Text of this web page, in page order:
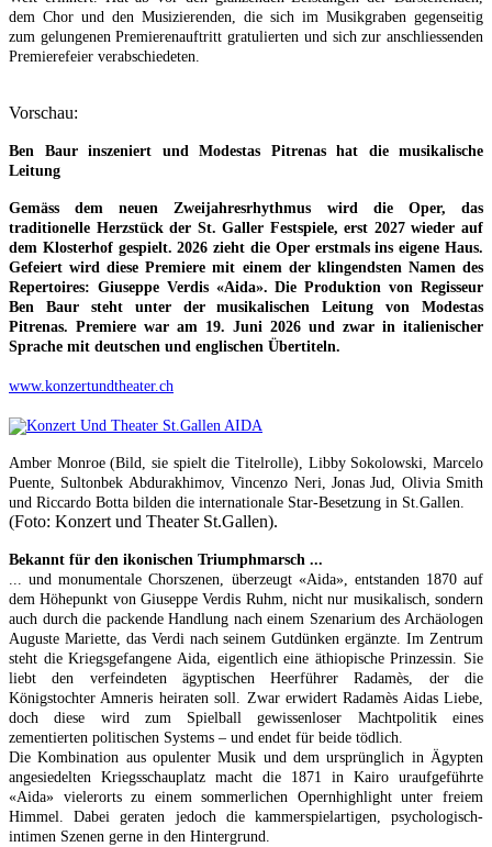
dem Chor und den Musizierenden, die sich im Musikgraben gegenseitig
zum gelungenen Premierenauftritt gratulierten und sich zur anschliessenden
Premierefeier verabschiedeten.
Vorschau:
Ben Baur inszeniert und Modestas Pitrenas hat die musikalische
Leitung
Gemäss dem neuen Zweijahresrhythmus wird die Oper, das
traditionelle Herzstück der St. Galler Festspiele, erst 2027 wieder auf
dem Klosterhof gespielt. 2026 zieht die Oper erstmals ins eigene Haus.
Gefeiert wird diese Premiere mit einem der klingendsten Namen des
Repertoires: Giuseppe Verdis «Aida». Die Produktion von Regisseur
Ben Baur steht unter der musikalischen Leitung von Modestas
Pitrenas. Premiere war am 19. Juni 2026 und zwar in italienischer
Sprache mit deutschen und englischen Übertiteln.
www.konzertundtheater.ch
Amber Monroe (Bild, sie spielt die Titelrolle), Libby Sokolowski, Marcelo
Puente, Sultonbek Abdurakhimov, Vincenzo Neri, Jonas Jud, Olivia Smith
und Riccardo Botta bilden die internationale Star-Besetzung in St.Gallen.
(Foto: Konzert und Theater St.Gallen).
Bekannt für den ikonischen Triumphmarsch ...
... und monumentale Chorszenen, überzeugt «Aida», entstanden 1870 auf
dem Höhepunkt von Giuseppe Verdis Ruhm, nicht nur musikalisch, sondern
auch durch die packende Handlung nach einem Szenarium des Archäologen
Auguste Mariette, das Verdi nach seinem Gutdünken ergänzte. Im Zentrum
steht die Kriegsgefangene Aida, eigentlich eine äthiopische Prinzessin. Sie
liebt den verfeindeten ägyptischen Heerführer Radamès, der die
Königstochter Amneris heiraten soll. Zwar erwidert Radamès Aidas Liebe,
doch diese wird zum Spielball gewissenloser Machtpolitik eines
zementierten politischen Systems – und endet für beide tödlich.
Die Kombination aus opulenter Musik und dem ursprünglich in Ägypten
angesiedelten Kriegsschauplatz macht die 1871 in Kairo uraufgeführte
«Aida» vielerorts zu einem sommerlichen Opernhighlight unter freiem
Himmel. Dabei geraten jedoch die kammerspielartigen, psychologisch-
intimen Szenen gerne in den Hintergrund.